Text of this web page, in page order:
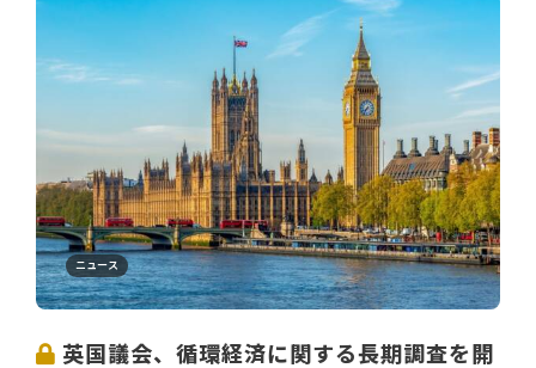
ニュース
英国議会、循環経済に関する長期調査を開